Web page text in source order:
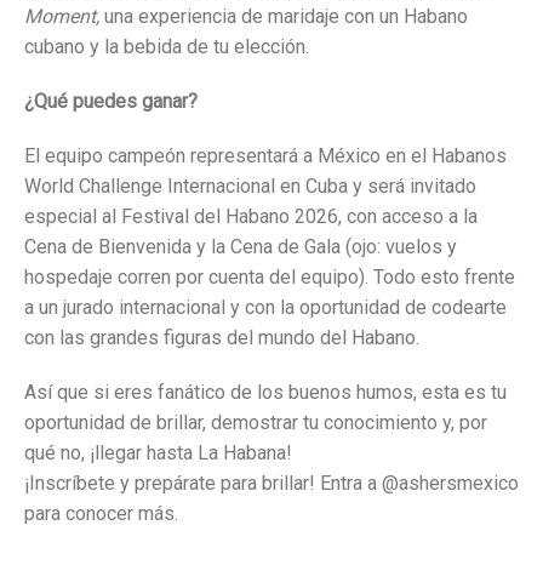
Moment, una experiencia de maridaje con un Habano
cubano y la bebida de tu elección.
¿Qué puedes ganar?
El equipo campeón representará a México en el Habanos
World Challenge Internacional en Cuba y será invitado
especial al Festival del Habano 2026, con acceso a la
Cena de Bienvenida y la Cena de Gala (ojo: vuelos y
hospedaje corren por cuenta del equipo). Todo esto frente
a un jurado internacional y con la oportunidad de codearte
con las grandes figuras del mundo del Habano.
Así que si eres fanático de los buenos humos, esta es tu
oportunidad de brillar, demostrar tu conocimiento y, por
qué no, ¡llegar hasta La Habana!
¡Inscríbete y prepárate para brillar! Entra a @ashersmexico
para conocer más.